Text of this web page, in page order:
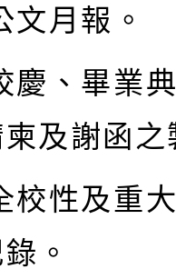
文月報。
慶、畢業
柬及謝函之
校性及重
。